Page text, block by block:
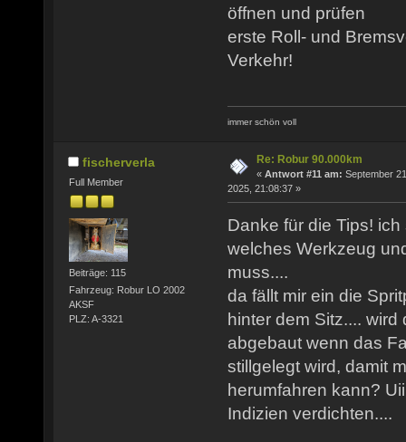
öffnen und prüfen
erste Roll- und
Verkehr!
immer schön voll
fischerverla
Full Member
Beiträge: 115
Fahrzeug: Robur LO 2002
AKSF
PLZ: A-3321
Re: Robur 90.000km
« Antwort #11 am: September
2025, 21:08:37 »
Danke für die Tips!
welches Werkzeug
muss....
da fällt mir ein die
hinter dem Sitz....
abgebaut wenn das
stillgelegt wird, damit
herumfahren kann?
Indizien verdichten....